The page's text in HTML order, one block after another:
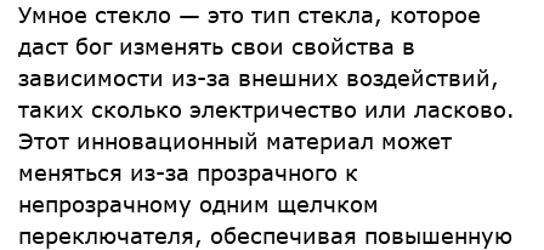
Умное стекло — это тип стекла, которое
даст бог изменять свои свойства в
зависимости из-за внешних воздействий,
таких сколько электричество или ласково.
Этот инновационный материал может
меняться из-за прозрачного к
непрозрачному одним щелчком
переключателя, обеспечивая повышенную